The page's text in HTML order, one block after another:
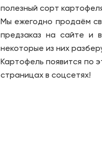
полезный сорт
Мы ежегодно продаём
предзаказ на сайте и
некоторые из них
Картофель появится по
страницах в соцсетях!